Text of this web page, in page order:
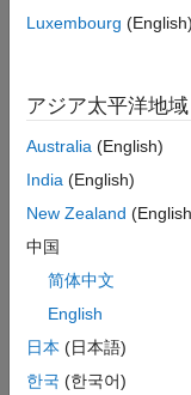
RTF －
ター/デバッガ
RTF ドキュメ
テキスト －
してテキスト
既定のエディター
ヒント
Luxembourg (English)
アジア太平洋地域
Australia (English)
India (English)
New Zealand
中国
简体中文
English
日本 (日本語)
한국 (한국어)